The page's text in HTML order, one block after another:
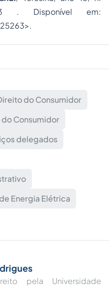
. Disponível em:
do Consumidor
Consumidor
delegados
Energia Elétrica
pela Universidade